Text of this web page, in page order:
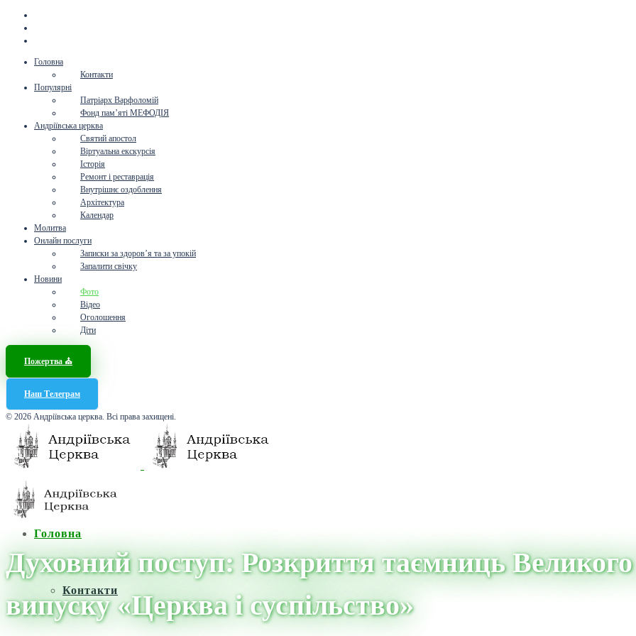
Головна
Контакти
Популярні
Патріарх Варфоломій
Фонд пам’яті МЕФОДІЯ
Андріївська церква
Святий апостол
Віртуальна екскурсія
Історія
Ремонт і реставрація
Внутрішнє оздоблення
Архітектура
Календар
Молитва
Онлайн послуги
Записки за здоров’я та за упокій
Запалити свічку
Новини
Фото
Відео
Оголошення
Діти
Пожертва ⛪️
Наш Телеграм
© 2026 Андріївська церква. Всі права захищені.
Головна
Контакти
Духовний поступ: Розкриття таємниць
випуску «Церква і суспільство»